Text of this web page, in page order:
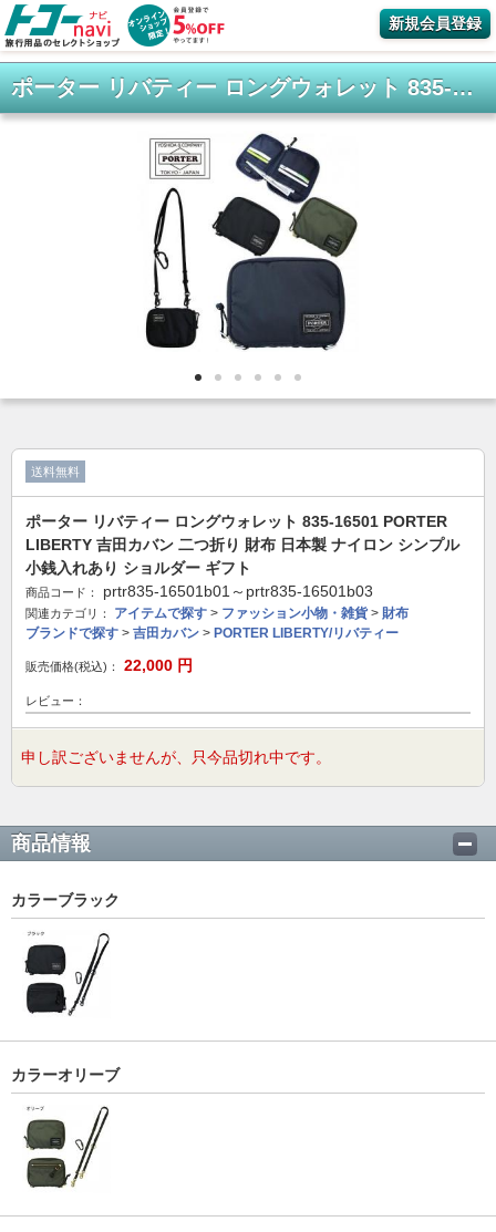
新規会員登録
ポーター リバティー ロングウォレット 835-16501 PORTER LIBERTY 吉田カバン 二つ折り 財布 日本製 ナイロン シンプル 小銭入れあり ショルダー ギフト
送料無料
ポーター リバティー ロングウォレット 835-16501 PORTER
LIBERTY 吉田カバン 二つ折り 財布 日本製 ナイロン シンプル
小銭入れあり ショルダー ギフト
商品コード： prtr835-16501b01～prtr835-16501b03
関連カテゴリ： アイテムで探す > ファッション小物・雑貨> 財布
ブランドで探す > 吉田カバン > PORTER LIBERTY/リバティー
販売価格(税込)： 22,000 円
レビュー：
申し訳ございませんが、只今品切れ中です。
商品情報
カラーブラック
カラーオリーブ